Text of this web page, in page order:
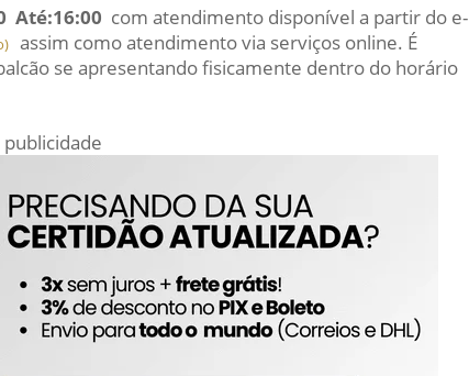
Até:16:00 com atendimento disponível a partir do e-
assim como atendimento via serviços online. É
se apresentando fisicamente dentro do horário
publicidade